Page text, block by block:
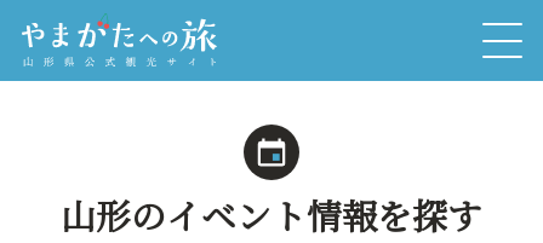
山形のイベント情報を探す